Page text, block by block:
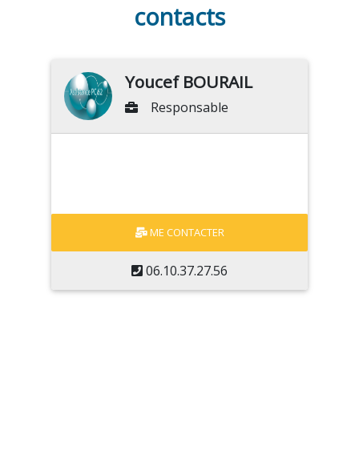
contacts
Youcef BOURAIL
Responsable
ME CONTACTER
06.10.37.27.56